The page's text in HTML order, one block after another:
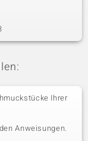
Ihrer
Anweisungen.